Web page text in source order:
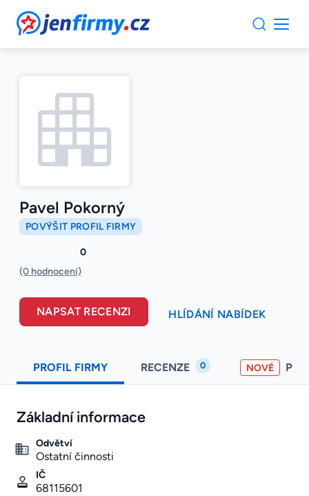
JenFirmy.cz
Pavel Pokorný
POVÝŠIT PROFIL FIRMY
0
(0 hodnocení)
NAPSAT RECENZI HLÍDÁNÍ NABÍDEK
PROFIL FIRMY RECENZE 0 NOVÉ
Základní informace
Odvětví
Ostatní činnosti
IČ
68115601